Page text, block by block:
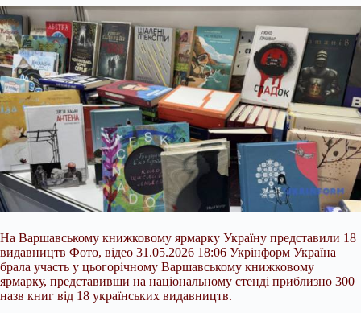
На Варшавському книжковому ярмарку Україну представили 18
видавництв Фото, відео 31.05.2026 18:06 Укрінформ Україна
брала участь у цьогорічному Варшавському книжковому
ярмарку, представивши на національному стенді приблизно 300
назв книг від 18 українських видавництв.